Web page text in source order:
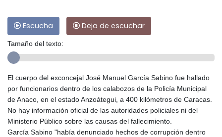
Escucha Deja de escuchar
Tamaño del texto:
El cuerpo del exconcejal José Manuel García Sabino fue hallado
por funcionarios dentro de los calabozos de la Policía Municipal
de Anaco, en el estado Anzoátegui, a 400 kilómetros de Caracas.
No hay información oficial de las autoridades policiales ni del
Ministerio Público sobre las causas del fallecimiento.
García Sabino "había denunciado hechos de corrupción dentro